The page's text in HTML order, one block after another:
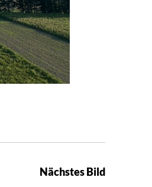
Nächstes Bild